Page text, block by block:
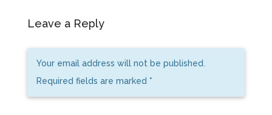
Leave a Reply
Your email address will not be published.
Required fields are marked *